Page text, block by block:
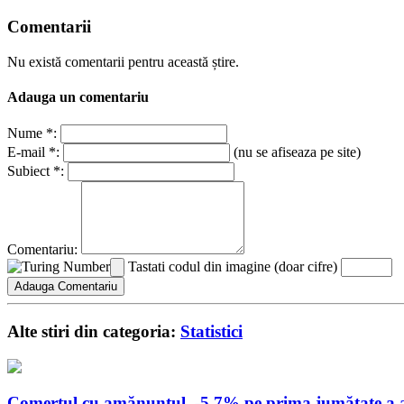
Comentarii
Nu există comentarii pentru această știre.
Adauga un comentariu
Nume *:
E-mail *:
(nu se afiseaza pe site)
Subiect *:
Comentariu:
Tastati codul din imagine (doar cifre)
Alte stiri din categoria: Statistici